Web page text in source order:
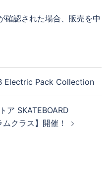
確認された場合、販売を中
Electric Pack Collection
ア SKATEBOARD
クラス】開催！